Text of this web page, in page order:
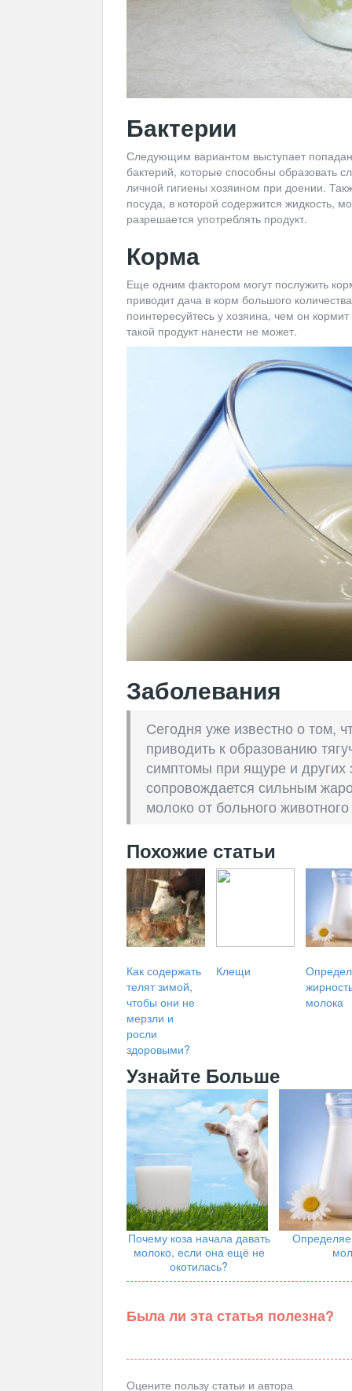
Бактерии
Следующим вариантом выступает
бактерий, которые способны образовать
личной гигиены хозяином при доении.
посуда, в которой содержится жидкость,
разрешается употреблять продукт.
Корма
Еще одним фактором могут послужить
приводит дача в корм большого
поинтересуйтесь у хозяина, чем он
такой продукт нанести не может.
Заболевания
Сегодня уже известно о том,
приводить к образованию
симптомы при ящуре и других
сопровождается сильным
молоко от больного
Похожие статьи
Как содержать
телят зимой,
чтобы они не
мерзли и
росли
здоровыми?
Клещи
молока
Узнайте Больше
Почему коза начала давать
молоко, если она ещё не
окотилась?
Была ли эта статья полезна?
Оцените пользу статьи и автора